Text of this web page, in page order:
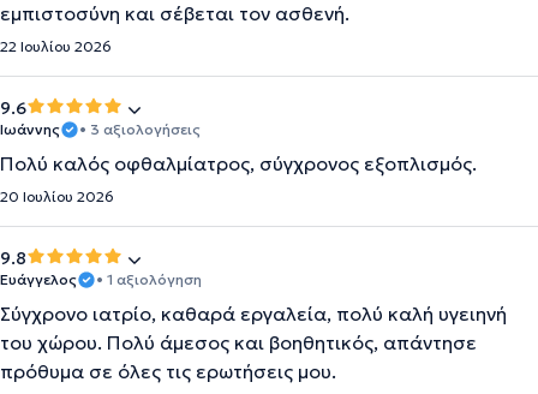
εμπιστοσύνη και σέβεται τον ασθενή.
22 Ιουλίου 2026
9.6
Ιωάννης • 3 αξιολογήσεις
Πολύ καλός οφθαλμίατρος, σύγχρονος εξοπλισμός.
20 Ιουλίου 2026
9.8
Ευάγγελος • 1 αξιολόγηση
Σύγχρονο ιατρίο, καθαρά εργαλεία, πολύ καλή υγειηνή
του χώρου. Πολύ άμεσος και βοηθητικός, απάντησε
πρόθυμα σε όλες τις ερωτήσεις μου.